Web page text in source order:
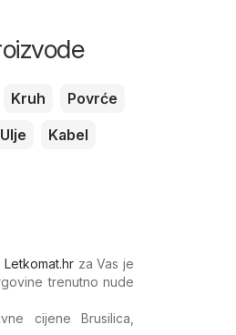
Kruh
Povrće
Ulje
Kabel
Letkomat.hrza Vas je
trenutno nude
cijene Brusilica,